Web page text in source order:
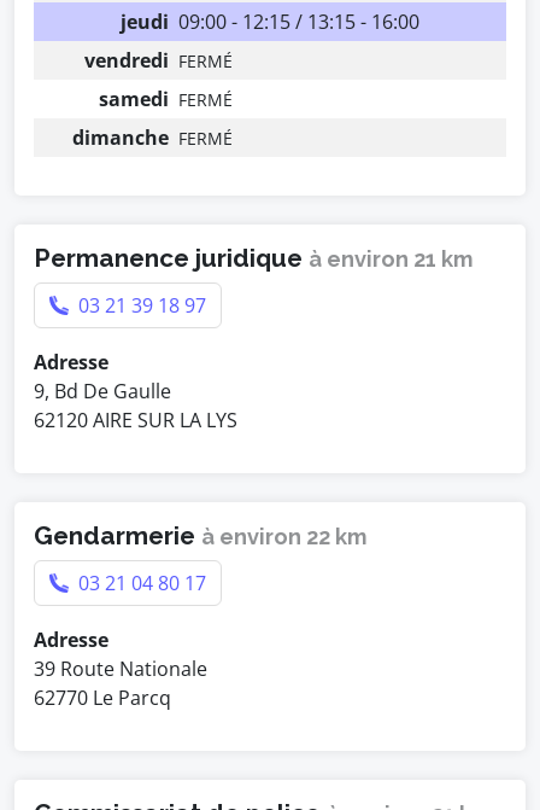
jeudi 09:00 - 12:15 / 13:15 - 16:00
vendredi FERMÉ
samedi FERMÉ
dimanche FERMÉ
Permanence juridique à environ 21 km
03 21 39 18 97
Adresse
9, Bd De Gaulle
62120 AIRE SUR LA LYS
Gendarmerie à environ 22 km
03 21 04 80 17
Adresse
39 Route Nationale
62770 Le Parcq